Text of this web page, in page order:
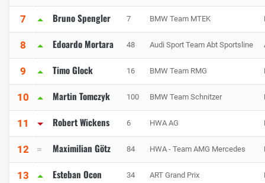
7 Bruno Spengler 7 BMW Team MTEK
8 Edoardo Mortara 48 Audi Sport Team Abt Sportsline
9 Timo Glock 16 BMW Team RMG
10 Martin Tomczyk 100 BMW Team Schnitzer
11 Robert Wickens 6 HWA AG
12 Maximilian Götz 84 HWA - Team AMG Mercedes
13 Esteban Ocon 34 ART Grand Prix